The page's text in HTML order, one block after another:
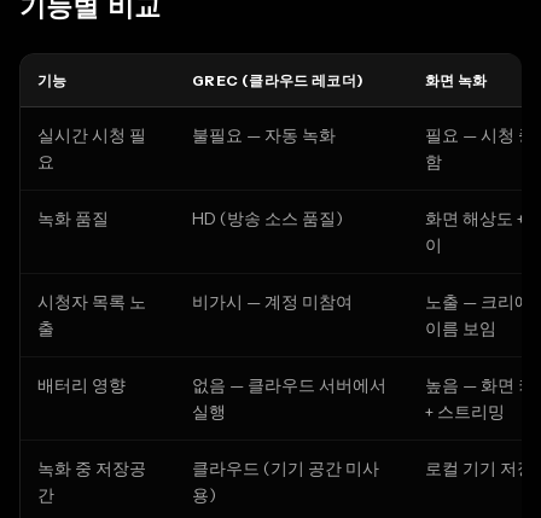
기능별 비교
기능 GREC (클라우드 레코더) 화면 녹화
실시간 시청 필
요
불필요 — 자동 녹화
필요 — 시청 중
함
녹화 품질 HD (방송 소스 품질)
화면 해상도 +
이
시청자 목록 노
출
비가시 — 계정 미참여
노출 — 크리에
이름 보임
배터리 영향
없음 — 클라우드 서버에서
실행
높음 — 화면 켜
+ 스트리밍
녹화 중 저장공
간
클라우드 (기기 공간 미사
용)
로컬 기기 저장